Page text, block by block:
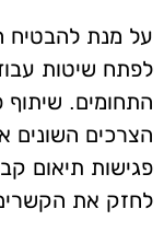
על מנת להבטיח
לפתח שיטות
התחומים.
הצרכים השונים
פגישות תיאום
לחזק את